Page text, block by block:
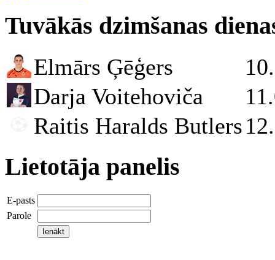
Tuvākās dzimšanas
Elmārs Ģēģers
Darja Voitehoviča
Raitis Haralds Butlers
Lietotāja panelis
E-pasts
Parole